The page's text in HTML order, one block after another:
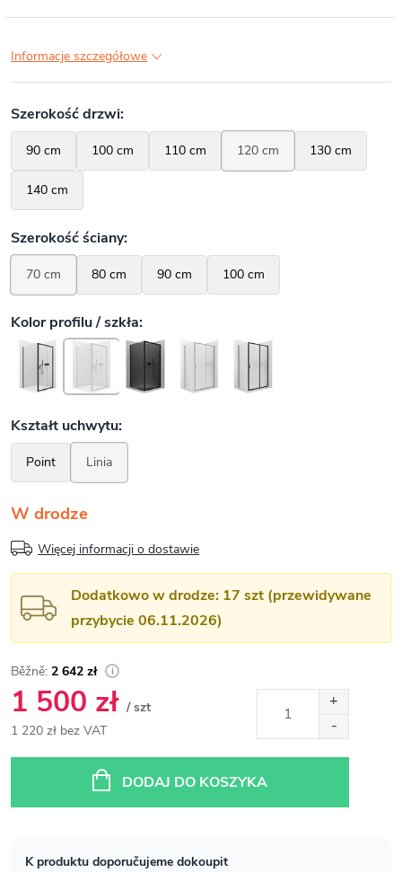
Informacje szczegółowe
W drodze
Więcej informacji o dostawie
Dodatkowo w drodze: 17 szt (przewidywane
przybycie 06.11.2026)
2 642 zł
1 500 zł / szt
1 220 zł bez VAT
DODAJ DO KOSZYKA